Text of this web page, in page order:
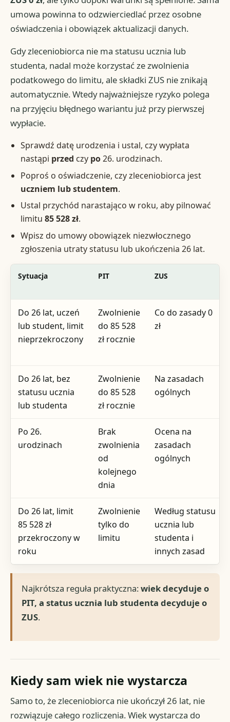
umowa powinna to odzwierciedlać przez osobne
oświadczenia i obowiązek aktualizacji danych.
Gdy zleceniobiorca nie ma statusu ucznia lub
studenta, nadal może korzystać ze zwolnienia
podatkowego do limitu, ale składki ZUS nie znikają
automatycznie. Wtedy najważniejsze ryzyko polega
na przyjęciu błędnego wariantu już przy pierwszej
wypłacie.
Sprawdź datę urodzenia i ustal, czy wypłata
nastąpi przed czy po26. urodzinach.
Poproś o oświadczenie, czy zleceniobiorca jest
uczniem lub studentem.
Ustal przychód narastająco w roku, aby pilnować
limitu 85 528 zł.
Wpisz do umowy obowiązek niezwłocznego
zgłoszenia utraty statusu lub ukończenia 26 lat.
Sytuacja PIT ZUS
Do 26 lat, uczeń
lub student, limit
nieprzekroczony
Zwolnienie
do 85 528
zł rocznie
Co do zasady 0
zł
Do 26 lat, bez
statusu ucznia
lub studenta
Zwolnienie
do 85 528
zł rocznie
Na zasadach
ogólnych
Po 26.
urodzinach
Brak
zwolnienia
od
kolejnego
dnia
Ocena na
zasadach
ogólnych
Do 26 lat, limit
85 528 zł
przekroczony w
roku
Zwolnienie
tylko do
limitu
Według statusu
ucznia lub
studenta i
innych zasad
Najkrótsza reguła praktyczna:wiek decyduje o
PIT, a status ucznia lub studenta decyduje o
ZUS.
Kiedy sam wiek nie wystarcza
Samo to, że zleceniobiorca nie ukończył 26 lat, nie
rozwiązuje całego rozliczenia. Wiek wystarcza do